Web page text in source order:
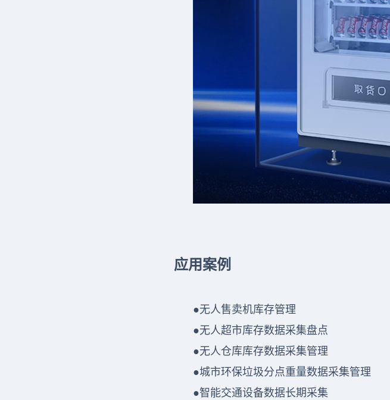
应用案例
●无人售卖机库存管理
●无人超市库存数据采集盘点
●无人仓库库存数据采集管理
●城市环保垃圾分点重量数据采集管理
●智能交通设备数据长期采集